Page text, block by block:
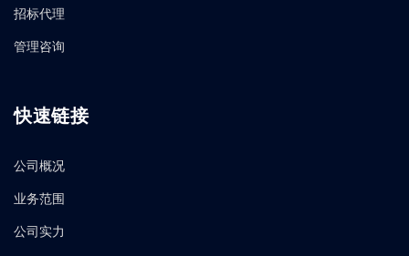
招标代理
管理咨询
快速链接
公司概况
业务范围
公司实力